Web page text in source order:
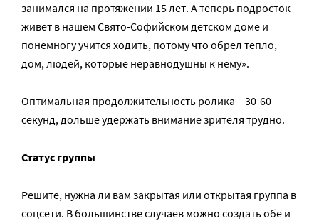
занимался на протяжении 15 лет. А теперь подросток
живет в нашем Свято-Софийском детском доме и
понемногу учится ходить, потому что обрел тепло,
дом, людей, которые неравнодушны к нему».
Оптимальная продолжительность ролика – 30-60
секунд, дольше удержать внимание зрителя трудно.
Статус группы
Решите, нужна ли вам закрытая или открытая группа в
соцсети. В большинстве случаев можно создать обе и